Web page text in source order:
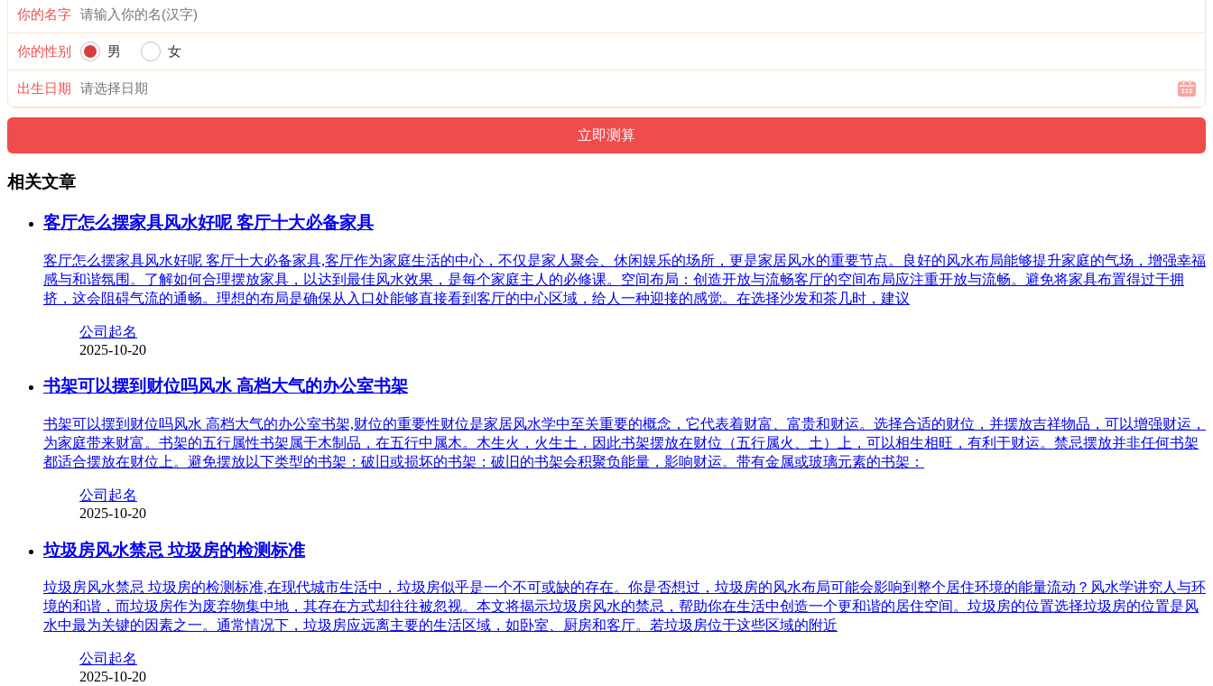
你的名字
你的性别 男 女
出生日期
相关文章
客厅怎么摆家具风水好呢 客厅十大必备家具
客厅怎么摆家具风水好呢 客厅十大必备家具,客厅作为家庭生活的中心，不仅是家人聚会、休闲娱乐的场所，更是家居风水的重要节点。良好的风水布局能够提升家庭的气场，增强幸福
感与和谐氛围。了解如何合理摆放家具，以达到最佳风水效果，是每个家庭主人的必修课。空间布局：创造开放与流畅客厅的空间布局应注重开放与流畅。避免将家具布置得过于拥
挤，这会阻碍气流的通畅。理想的布局是确保从入口处能够直接看到客厅的中心区域，给人一种迎接的感觉。在选择沙发和茶几时，建议
公司起名
2025-10-20
书架可以摆到财位吗风水 高档大气的办公室书架
书架可以摆到财位吗风水 高档大气的办公室书架,财位的重要性财位是家居风水学中至关重要的概念，它代表着财富、富贵和财运。选择合适的财位，并摆放吉祥物品，可以增强财运，
为家庭带来财富。书架的五行属性书架属于木制品，在五行中属木。木生火，火生土，因此书架摆放在财位（五行属火、土）上，可以相生相旺，有利于财运。禁忌摆放并非任何书架
都适合摆放在财位上。避免摆放以下类型的书架：破旧或损坏的书架：破旧的书架会积聚负能量，影响财运。带有金属或玻璃元素的书架：
公司起名
2025-10-20
垃圾房风水禁忌 垃圾房的检测标准
垃圾房风水禁忌 垃圾房的检测标准,在现代城市生活中，垃圾房似乎是一个不可或缺的存在。你是否想过，垃圾房的风水布局可能会影响到整个居住环境的能量流动？风水学讲究人与环
境的和谐，而垃圾房作为废弃物集中地，其存在方式却往往被忽视。本文将揭示垃圾房风水的禁忌，帮助你在生活中创造一个更和谐的居住空间。垃圾房的位置选择垃圾房的位置是风
水中最为关键的因素之一。通常情况下，垃圾房应远离主要的生活区域，如卧室、厨房和客厅。若垃圾房位于这些区域的附近
公司起名
2025-10-20